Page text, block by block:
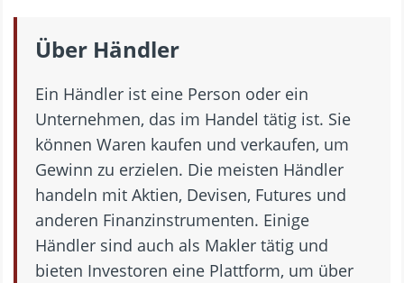
Über Händler
Ein Händler ist eine Person oder ein
Unternehmen, das im Handel tätig ist. Sie
können Waren kaufen und verkaufen, um
Gewinn zu erzielen. Die meisten Händler
handeln mit Aktien, Devisen, Futures und
anderen Finanzinstrumenten. Einige
Händler sind auch als Makler tätig und
bieten Investoren eine Plattform, um über